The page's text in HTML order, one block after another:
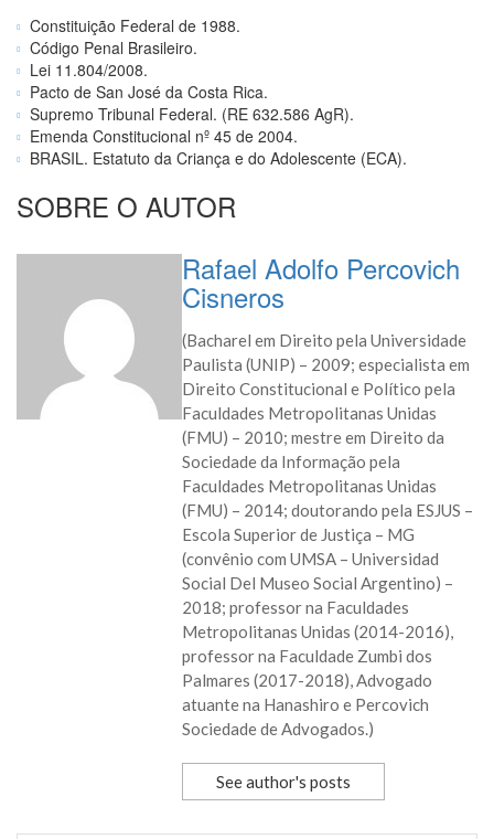
Constituição Federal de 1988.
Código Penal Brasileiro.
Lei 11.804/2008.
Pacto de San José da Costa Rica.
Supremo Tribunal Federal. (RE 632.586 AgR).
Emenda Constitucional nº 45 de 2004.
BRASIL. Estatuto da Criança e do Adolescente (ECA).
SOBRE O AUTOR
Rafael Adolfo Percovich
Cisneros
(Bacharel em Direito pela Universidade
Paulista (UNIP) – 2009; especialista em
Direito Constitucional e Político pela
Faculdades Metropolitanas Unidas
(FMU) – 2010; mestre em Direito da
Sociedade da Informação pela
Faculdades Metropolitanas Unidas
(FMU) – 2014; doutorando pela ESJUS –
Escola Superior de Justiça – MG
(convênio com UMSA – Universidad
Social Del Museo Social Argentino) –
2018; professor na Faculdades
Metropolitanas Unidas (2014-2016),
professor na Faculdade Zumbi dos
Palmares (2017-2018), Advogado
atuante na Hanashiro e Percovich
Sociedade de Advogados.)
See author's posts